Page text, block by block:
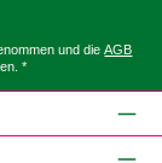
und dieAGB
*